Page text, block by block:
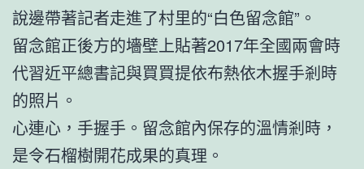
說邊帶著記者走進了村里的“白色留念館”。
留念館正後方的墻壁上貼著2017年全國兩會時
代習近平總書記與買買提依布熱依木握手剎時
的照片。
心連心，手握手。留念館內保存的溫情剎時，
是令石榴樹開花成果的真理。